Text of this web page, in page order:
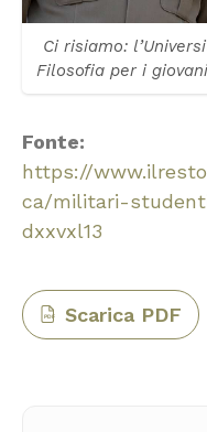
Ci risiamo:
Filosofia per i
Fonte:
https://
ca/militari-
dxxvxl13
PDF Scarica PDF